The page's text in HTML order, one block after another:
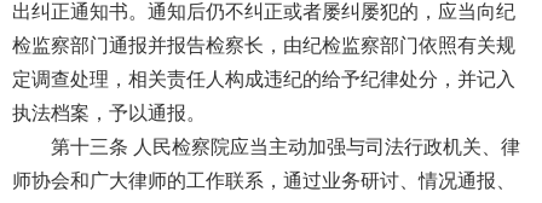
出纠正通知书。通知后仍不纠正或者屡纠屡犯的，应当向纪
检监察部门通报并报告检察长，由纪检监察部门依照有关规
定调查处理，相关责任人构成违纪的给予纪律处分，并记入
执法档案，予以通报。
第十三条 人民检察院应当主动加强与司法行政机关、律
师协会和广大律师的工作联系，通过业务研讨、情况通报、